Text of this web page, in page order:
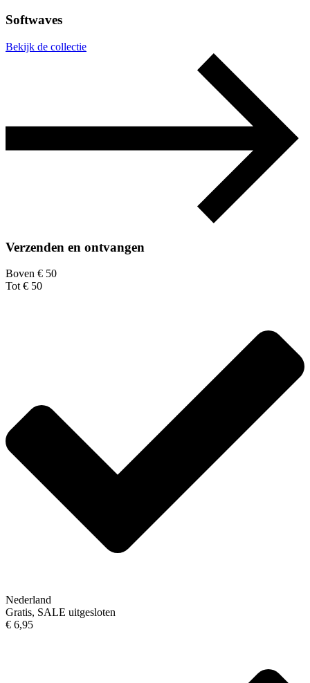
Softwaves
Bekijk de collectie
Verzenden en ontvangen
Boven € 50
Tot € 50
Nederland
Gratis, SALE uitgesloten
€ 6,95